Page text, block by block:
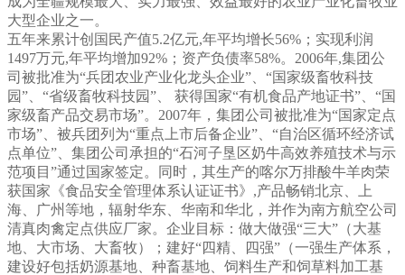
大型企业之一。
五年来累计创国民产值5.2亿元,年平均增长56%；实现利润
1497万元,年平均增加92%；资产负债率58%。2006年,集团公
司被批准为“兵团农业产业化龙头企业”、“国家级畜牧科技
园”、“省级畜牧科技园”、 获得国家“有机食品产地证书”、“国
家级畜产品交易市场”。2007年，集团公司被批准为“国家定点
市场”、被兵团列为“重点上市后备企业”、“自治区循环经济试
点单位”、集团公司承担的“石河子垦区奶牛高效养殖技术与示
范项目”通过国家签定。同时，其生产的喀尔万排酸牛羊肉荣
获国家《食品安全管理体系认证证书》,产品畅销北京、上
海、广州等地，辐射华东、华南和华北，并作为南方航空公司
清真肉禽定点供应厂家。企业目标：做大做强“三大”（大基
地、大市场、大畜牧）；建好“四精、四强”（一强生产体系，
建设好包括奶源基地、种畜基地、饲料生产和饲草料加工基